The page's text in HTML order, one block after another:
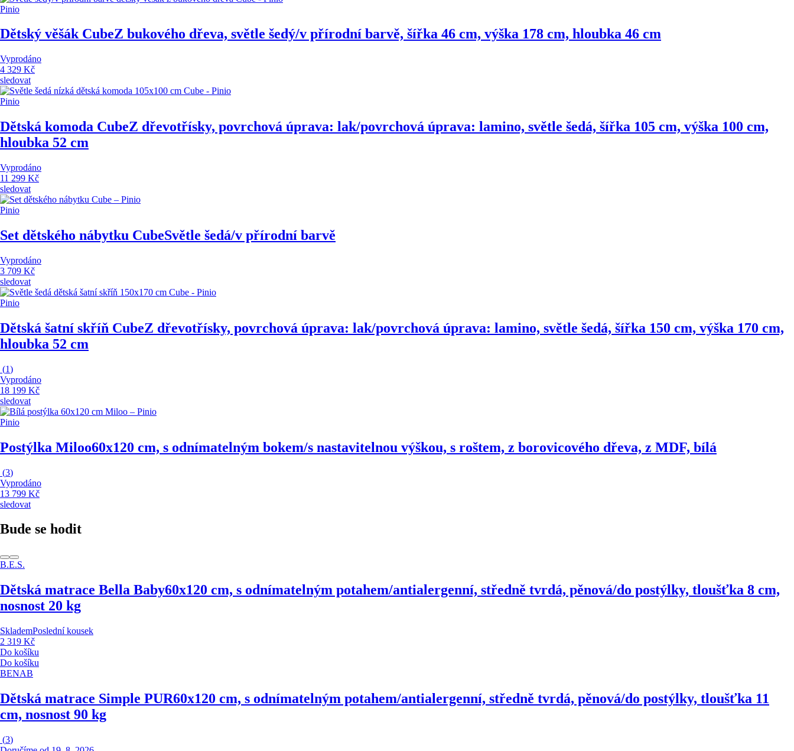
Pinio
Dětský věšák CubeZ bukového dřeva, světle šedý/v přírodní barvě, šířka 46 cm, výška 178 cm, hloubka 46 cm
Vyprodáno
4 329 Kč
sledovat
Pinio
Dětská komoda CubeZ dřevotřísky, povrchová úprava: lak/povrchová úprava: lamino, světle šedá, šířka 105 cm, výška 100 cm,
hloubka 52 cm
Vyprodáno
11 299 Kč
sledovat
Pinio
Set dětského nábytku CubeSvětle šedá/v přírodní barvě
Vyprodáno
3 709 Kč
sledovat
Pinio
Dětská šatní skříň CubeZ dřevotřísky, povrchová úprava: lak/povrchová úprava: lamino, světle šedá, šířka 150 cm, výška 170 cm,
hloubka 52 cm
(1)
Vyprodáno
18 199 Kč
sledovat
Pinio
Postýlka Miloo60x120 cm, s odnímatelným bokem/s nastavitelnou výškou, s roštem, z borovicového dřeva, z MDF, bílá
(3)
Vyprodáno
13 799 Kč
sledovat
Bude se hodit
B.E.S.
Dětská matrace Bella Baby60x120 cm, s odnímatelným potahem/antialergenní, středně tvrdá, pěnová/do postýlky, tloušťka 8 cm,
nosnost 20 kg
SklademPoslední kousek
2 319 Kč
Do košíku
Do košíku
BENAB
Dětská matrace Simple PUR60x120 cm, s odnímatelným potahem/antialergenní, středně tvrdá, pěnová/do postýlky, tloušťka 11
cm, nosnost 90 kg
(3)